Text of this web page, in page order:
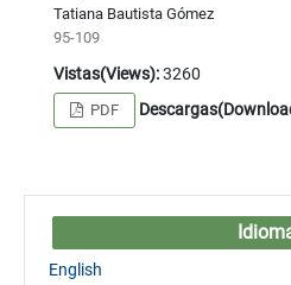
Tatiana Bautista Gómez
95-109
Vistas(Views):3260
PDF
English